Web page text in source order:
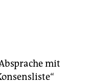
sie
mit